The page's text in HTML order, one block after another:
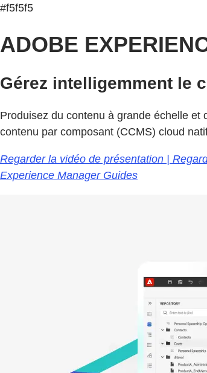
#f5f5f5
ADOBE
Gérez intelligemment le
Produisez du contenu à grande échelle et
contenu par composant (CCMS) cloud
Regarder la vidéo de présentation |
Experience Manager Guides